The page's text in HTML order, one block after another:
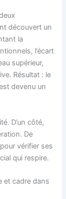
découvert un
la
l’écart
supérieur,
Résultat : le
devenu un
D’un côté,
De
vérifier ses
qui respire.
et cadre dans